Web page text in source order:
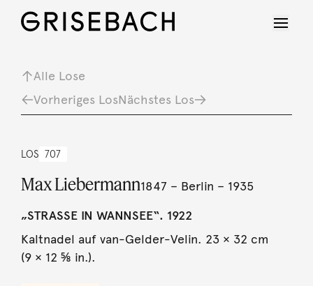
Alle Lose
Vorheriges LosNächstes Los
LOS 707
Max Liebermann1847 – Berlin – 1935
„STRASSE IN WANNSEE“. 1922
Kaltnadel auf van-Gelder-Velin. 23 × 32 cm
(9 × 12 ⅝ in.).